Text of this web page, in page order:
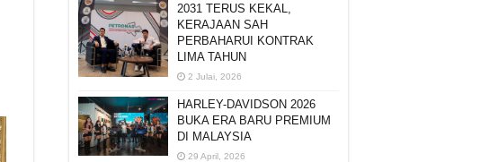
2031 TERUS KEKAL,
KERAJAAN SAH
PERBAHARUI KONTRAK
LIMA TAHUN
2 Julai, 2026
HARLEY-DAVIDSON 2026
BUKA ERA BARU PREMIUM
DI MALAYSIA
29 April, 2026